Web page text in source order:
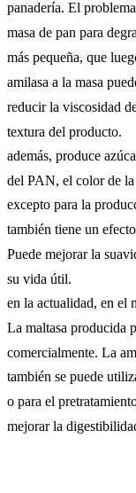
panadería. El
masa de pan para
más pequeña, que
amilasa a la masa
reducir la viscosidad
textura del producto.
además, produce
del PAN, el color de
excepto para la
también tiene un
Puede mejorar la
su vida útil.
en la actualidad, en el
La maltasa producida
comercialmente. La
también se puede
o para el
mejorar la